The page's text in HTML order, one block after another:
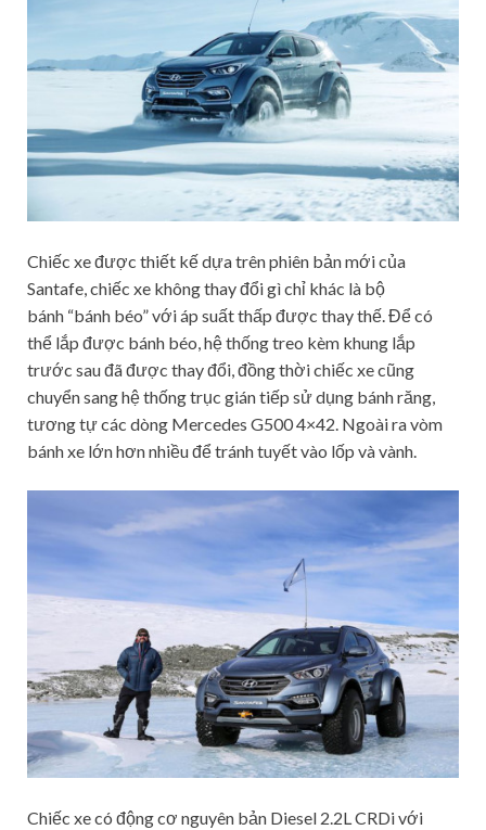
Chiếc xe được thiết kế dựa trên phiên bản mới của
Santafe, chiếc xe không thay đổi gì chỉ khác là bộ
bánh “bánh béo” với áp suất thấp được thay thế. Để có
thể lắp được bánh béo, hệ thống treo kèm khung lắp
trước sau đã được thay đổi, đồng thời chiếc xe cũng
chuyển sang hệ thống trục gián tiếp sử dụng bánh răng,
tương tự các dòng Mercedes G500 4×42. Ngoài ra vòm
bánh xe lớn hơn nhiều để tránh tuyết vào lốp và vành.
Chiếc xe có động cơ nguyên bản Diesel 2.2L CRDi với